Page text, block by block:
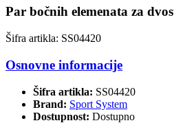
Par bočnih elemenata za
Šifra artikla: SS04420
Osnovne informacije
Šifra artikla: SS04420
Brand: Sport System
Dostupnost: Dostupno